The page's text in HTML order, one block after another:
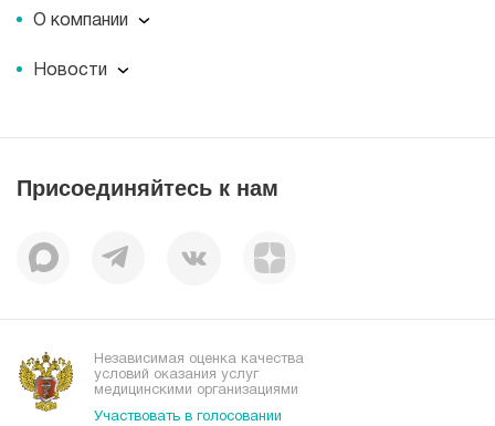
О компании
О компании
Пациентам
Миссия
Корпоративная социальная ответственность
Наши преимущества
Новости
Пресс-центр
Присоединяйтесь к нам
Независимая оценка качества
условий оказания услуг
медицинскими организациями
Участвовать в голосовании